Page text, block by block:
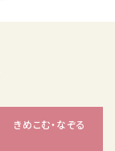
きめこむ・なぞる